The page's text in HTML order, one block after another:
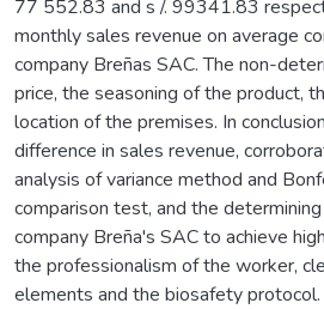
77 552.83 and s /. 99341.83
monthly sales revenue on average
company Breñas SAC. The non-
price, the seasoning of the product,
location of the premises. In
difference in sales revenue,
analysis of variance method and
comparison test, and the
company Breña's SAC to achieve
the professionalism of the worker,
elements and the biosafety protocol.